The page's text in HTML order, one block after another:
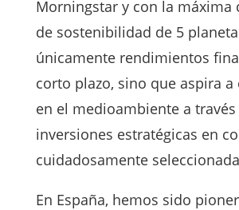
Morningstar y con la máxima
de sostenibilidad de 5
únicamente rendimientos
corto plazo, sino que aspira
en el medioambiente a través
inversiones estratégicas en
cuidadosamente
En España, hemos sido